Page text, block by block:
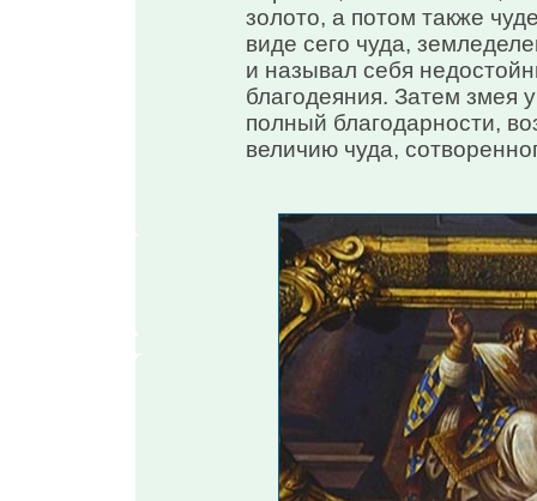
золото, а потом также
виде сего чуда,
и называл себя
благодеяния. Затем змея
полный благодарности,
величию чуда,